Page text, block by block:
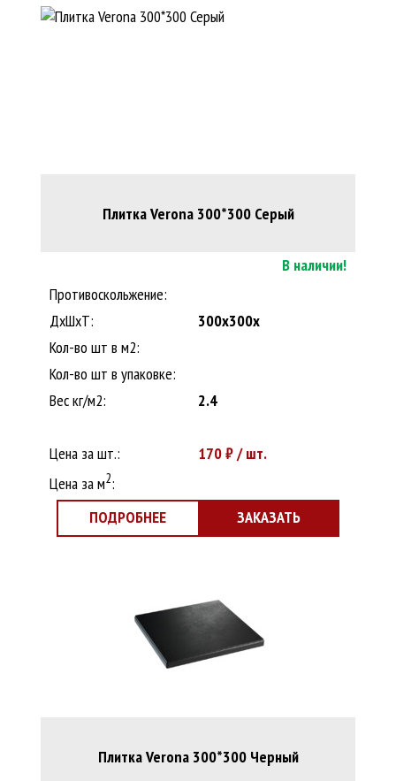
Плитка Verona 300*300 Серый
В наличии!
Противоскольжение:
ДxШхТ:
300x300x
Кол-во шт в м2:
Кол-во шт в упаковке:
Вес кг/м2:
2.4
Цена за шт.: 170₽ / шт.
Цена за м2:
ПОДРОБНЕЕ ЗАКАЗАТЬ
Плитка Verona 300*300 Черный